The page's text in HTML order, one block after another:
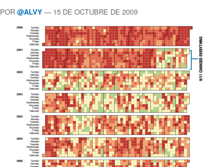
POR @ALVY — 15 DE OCTUBRE DE 2009